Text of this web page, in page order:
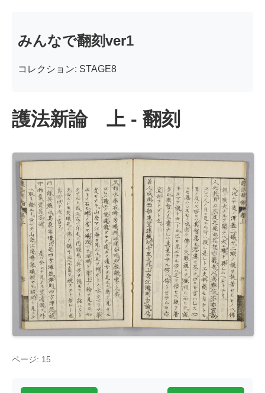
みんなで翻刻ver1
コレクション: STAGE8
護法新論 上 - 翻刻
ページ: 15